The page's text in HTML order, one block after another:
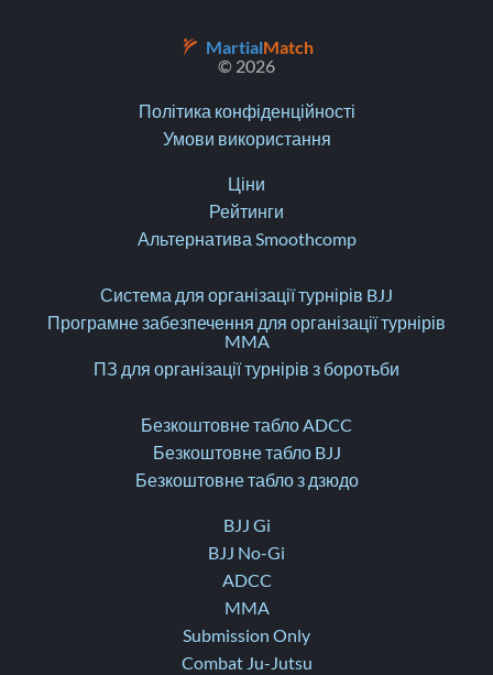
MartialMatch
© 2026
Політика конфіденційності
Умови використання
Ціни
Рейтинги
Альтернатива Smoothcomp
Система для організації турнірів BJJ
Програмне забезпечення для організації турнірів
MMA
ПЗ для організації турнірів з боротьби
Безкоштовне табло ADCC
Безкоштовне табло BJJ
Безкоштовне табло з дзюдо
BJJ Gi
BJJ No-Gi
ADCC
MMA
Submission Only
Combat Ju-Jutsu